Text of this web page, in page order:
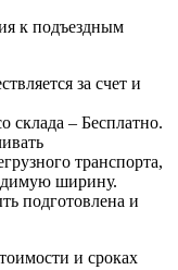
к подъездным
за счет и
склада – Бесплатно.
транспорта,
ширину.
подготовлена и
и сроках